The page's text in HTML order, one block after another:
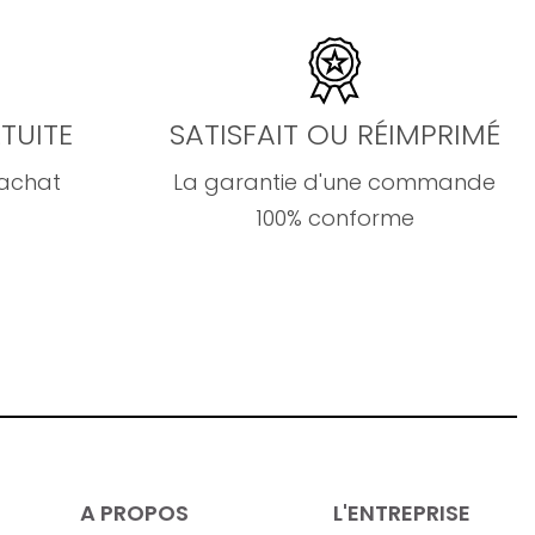
SATISFAIT OU RÉIMPRIMÉ
La garantie d'une commande
100% conforme
A PROPOS L'ENTREPRISE